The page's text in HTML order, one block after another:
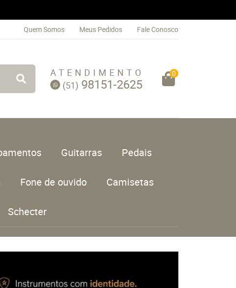
Quem Somos Meus Pedidos Fale Conosco
ATENDIMENTO
(51) 98151-2625
0
Guitarras Pedais
Fone de ouvido Camisetas
Schecter